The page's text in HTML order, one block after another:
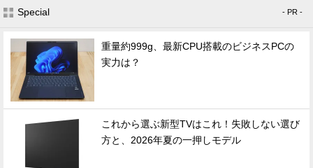
Special - PR -
重量約999g、最新CPU搭載のビジネスPCの
実力は？
これから選ぶ新型TVはこれ！失敗しない選び
方と、2026年夏の一押しモデル